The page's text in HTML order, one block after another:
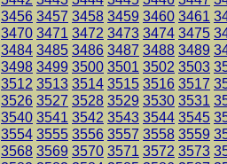
3456 3457 3458 3459 3460 3461
3470 3471 3472 3473 3474 3475
3484 3485 3486 3487 3488 3489
3498 3499 3500 3501 3502 3503
3512 3513 3514 3515 3516 3517
3526 3527 3528 3529 3530 3531
3540 3541 3542 3543 3544 3545
3554 3555 3556 3557 3558 3559
3568 3569 3570 3571 3572 3573